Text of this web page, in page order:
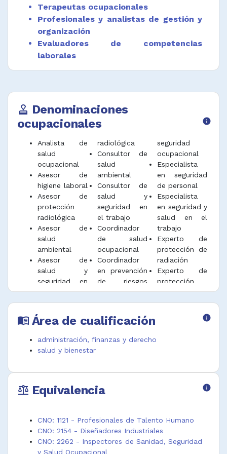
Coordinar las disposiciones para la
indemnización, la rehabilitación y la
reinserción laboral de los trabajadores
lesionados.
Inspeccionar establecimientos para asegurar
Dirigir investigación y asesorar sobre la
interrelación entre las personas, equipo y
políticas que maximicen la seguridad,
productividad y comodidad en los métodos
de trabajo.
Asesorar sobre el cumplimiento de las leyes y
reglamentos pertinentes.
Acompañar y asesorar la investigación de
accidentes de trabajo y enfermedades
laborales.
Inspeccionar el reporte e investigación de
accidentes y enfermedades de origen laboral.
Desempeñar funciones afines.
Terapeutas ocupacionales
Profesionales y analistas de gestión y
organización
Evaluadores de competencias
laborales
Inspectores de sanidad, seguridad y
Coordinadores de sistemas integrados
de gestión
Auxiliares de seguridad en el trabajo
approval Denominaciones
ocupacionales
info
Analista de
salud
ocupacional
Asesor de
higiene laboral
Asesor de
protección
radiológica
Asesor de
salud
ambiental
Asesor de
salud y
seguridad en
el trabajo
Asesor de
salud y
seguridad
prevención de
Asesor en
prevención de
ocupacionales
Asesor en
seguridad y
salud en el
radiológica
Consultor de
salud
ambiental
Consultor de
salud y
seguridad en
el trabajo
Coordinador
de salud
ocupacional
Coordinador
en prevención
de riesgos
laborales
Coordinador
salud en el
Coordinador
laboral
radiológica
Especialista
en salud
ambiental
seguridad
ocupacional
Especialista
en seguridad
de personal
Especialista
en seguridad y
salud en el
trabajo
Experto de
protección de
radiación
Experto de
protección
radiológica
Funcionario de
Profesional de
y ambiental
Profesional en
seguridad y
menu_book Área de cualificación info
administración, finanzas y derecho
salud y bienestar
balance Equivalencia info
CNO: 1121 - Profesionales de Talento Humano
CNO: 2154 - Diseñadores Industriales
CNO: 2262 - Inspectores de Sanidad, Seguridad
y Salud Ocupacional